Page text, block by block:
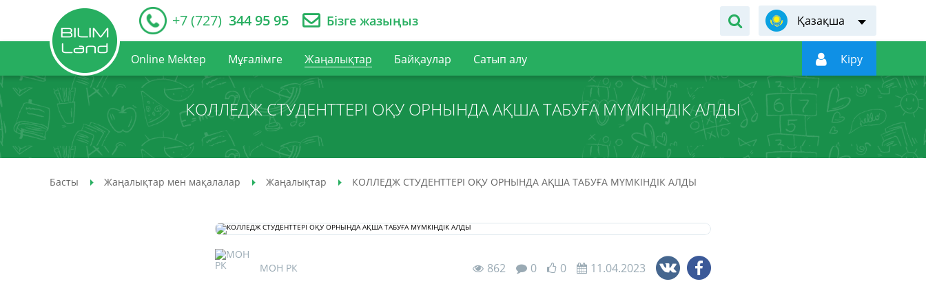
+7 (727) 344 95 95 Бізге жазыңыз Қазақша
Online Mektep Мұғалімге Жаңалықтар Байқаулар Сатып алу  Кiру
КОЛЛЕДЖ СТУДЕНТТЕРІ ОҚУ ОРНЫНДА АҚША ТАБУҒА МҮМКІНДІК АЛДЫ
Басты Жаңалықтар мен мақалалар Жаңалықтар КОЛЛЕДЖ СТУДЕНТТЕРІ ОҚУ ОРНЫНДА АҚША ТАБУҒА МҮМКІНДІК АЛДЫ
МОН РК 862 0 0 11.04.2023